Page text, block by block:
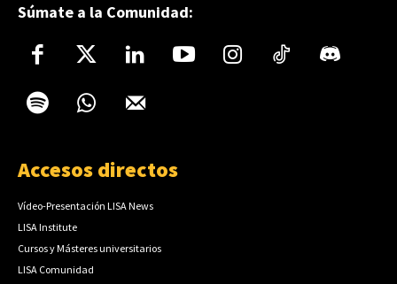
Súmate a la Comunidad:
Accesos directos
Vídeo-Presentación LISA News
LISA Institute
Cursos y Másteres universitarios
LISA Comunidad